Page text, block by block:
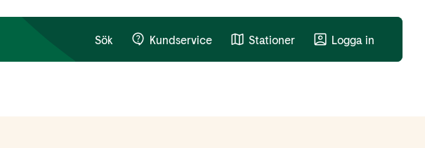
Sök Kundservice Stationer Logga in